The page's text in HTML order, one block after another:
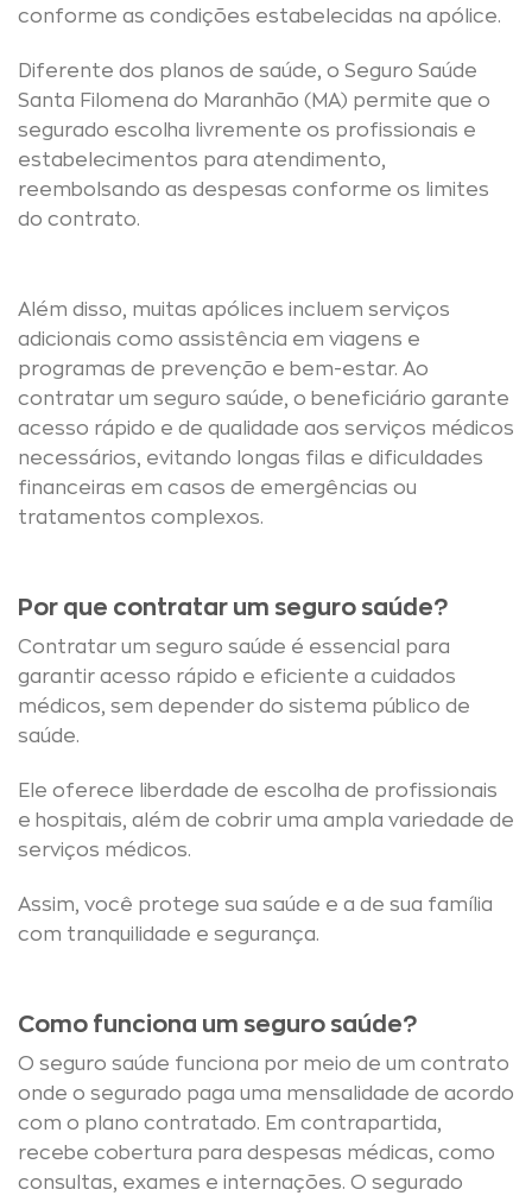
conforme as condições estabelecidas na apólice.
Diferente dos planos de saúde, o Seguro Saúde
Santa Filomena do Maranhão (MA) permite que o
segurado escolha livremente os profissionais e
estabelecimentos para atendimento,
reembolsando as despesas conforme os limites
do contrato.
Além disso, muitas apólices incluem serviços
adicionais como assistência em viagens e
programas de prevenção e bem-estar. Ao
contratar um seguro saúde, o beneficiário garante
acesso rápido e de qualidade aos serviços médicos
necessários, evitando longas filas e dificuldades
financeiras em casos de emergências ou
tratamentos complexos.
Por que contratar um seguro saúde?
Contratar um seguro saúde é essencial para
garantir acesso rápido e eficiente a cuidados
médicos, sem depender do sistema público de
saúde.
Ele oferece liberdade de escolha de profissionais
e hospitais, além de cobrir uma ampla variedade de
serviços médicos.
Assim, você protege sua saúde e a de sua família
com tranquilidade e segurança.
Como funciona um seguro saúde?
O seguro saúde funciona por meio de um contrato
onde o segurado paga uma mensalidade de acordo
com o plano contratado. Em contrapartida,
recebe cobertura para despesas médicas, como
consultas, exames e internações. O segurado